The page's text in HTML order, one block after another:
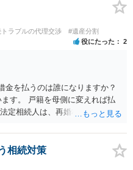
ラブルの代理交渉 #遺産分割
役にたった 2
金を払うのは誰になりますか？
す。 戸籍を母側に変えれば払
定相続人は、再婚相手とご相談
ん。 ただし、お父様が亡くなっ
裁判所にて「相続放棄」の手続
相続対策